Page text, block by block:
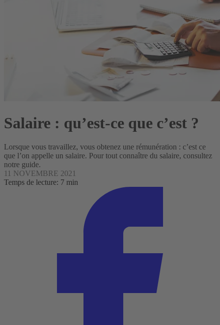
Salaire : qu’est-ce que c’est ?
Lorsque vous travaillez, vous obtenez une rémunération : c’est ce
que l’on appelle un salaire. Pour tout connaître du salaire, consultez
notre guide.
11 NOVEMBRE 2021
Temps de lecture: 7 min